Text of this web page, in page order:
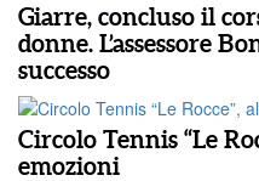
Giarre, concluso il
donne. L’assessore
successo
Circolo Tennis “Le
emozioni